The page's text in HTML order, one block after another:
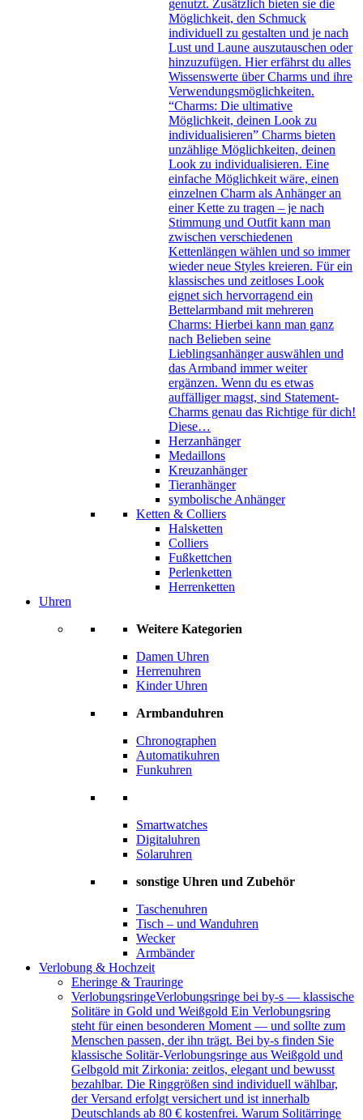
genutzt. Zusätzlich bieten sie die
Möglichkeit, den Schmuck
individuell zu gestalten und je nach
Lust und Laune auszutauschen oder
hinzuzufügen. Hier erfährst du alles
Wissenswerte über Charms und ihre
Verwendungsmöglichkeiten.
“Charms: Die ultimative
Möglichkeit, deinen Look zu
individualisieren” Charms bieten
unzählige Möglichkeiten, deinen
Look zu individualisieren. Eine
einfache Möglichkeit wäre, einen
einzelnen Charm als Anhänger an
einer Kette zu tragen – je nach
Stimmung und Outfit kann man
zwischen verschiedenen
Kettenlängen wählen und so immer
wieder neue Styles kreieren. Für ein
klassisches und zeitloses Look
eignet sich hervorragend ein
Bettelarmband mit mehreren
Charms: Hierbei kann man ganz
nach Belieben seine
Lieblingsanhänger auswählen und
das Armband immer weiter
ergänzen. Wenn du es etwas
auffälliger magst, sind Statement-
Charms genau das Richtige für dich!
Diese…
Herzanhänger
Medaillons
Kreuzanhänger
Tieranhänger
symbolische Anhänger
Ketten & Colliers
Halsketten
Colliers
Fußkettchen
Perlenketten
Herrenketten
Uhren
Weitere Kategorien
Damen Uhren
Herrenuhren
Kinder Uhren
Armbanduhren
Chronographen
Automatikuhren
Funkuhren
Smartwatches
Digitaluhren
Solaruhren
sonstige Uhren und Zubehör
Taschenuhren
Tisch – und Wanduhren
Wecker
Armbänder
Verlobung & Hochzeit
Eheringe & Trauringe
VerlobungsringeVerlobungsringe bei by-s — klassische
Solitäre in Gold und Weißgold Ein Verlobungsring
steht für einen besonderen Moment — und sollte zum
Menschen passen, der ihn trägt. Bei by-s finden Sie
klassische Solitär-Verlobungsringe aus Weißgold und
Gelbgold mit Zirkonia: zeitlos, elegant und bewusst
bezahlbar. Die Ringgrößen sind individuell wählbar,
der Versand erfolgt versichert und ist innerhalb
Deutschlands ab 80 € kostenfrei. Warum Solitärringe